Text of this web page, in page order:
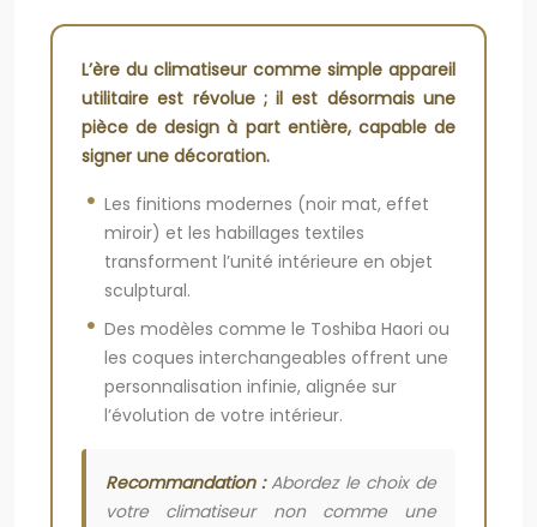
L’ère du climatiseur comme simple appareil
utilitaire est révolue ; il est désormais une
pièce de design à part entière, capable de
signer une décoration.
Les finitions modernes (noir mat, effet
miroir) et les habillages textiles
transforment l’unité intérieure en objet
sculptural.
Des modèles comme le Toshiba Haori ou
les coques interchangeables offrent une
personnalisation infinie, alignée sur
l’évolution de votre intérieur.
Recommandation :Abordez le choix de
votre climatiseur non comme une